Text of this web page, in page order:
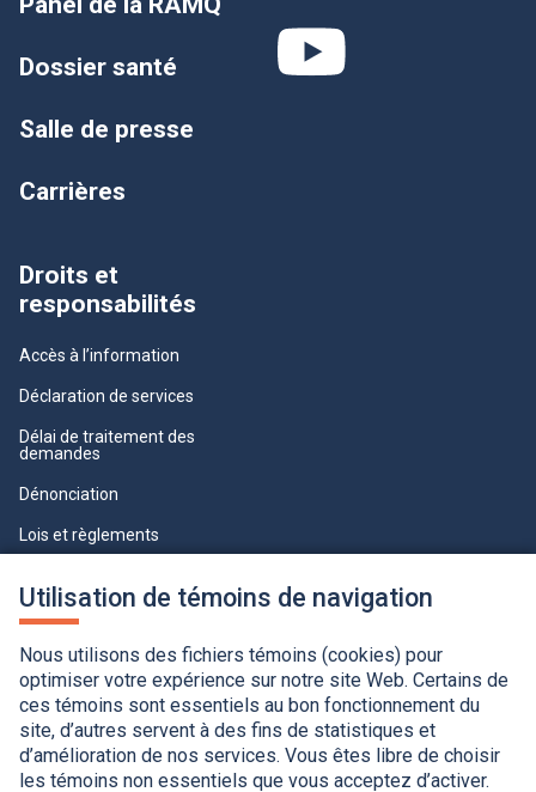
Utilisation de témoins de navigation
Nous utilisons des fichiers témoins (cookies) pour
optimiser votre expérience sur notre site Web. Certains de
ces témoins sont essentiels au bon fonctionnement du
site, d’autres servent à des fins de statistiques et
d’amélioration de nos services. Vous êtes libre de choisir
les témoins non essentiels que vous acceptez d’activer.
Dossier santé
Salle de presse
Carrières
Droits et
responsabilités
Accès à l’information
Déclaration de services
Délai de traitement des
demandes
Dénonciation
Lois et règlements
professionnelle
Accessibilité Application de la Charte de la langue française